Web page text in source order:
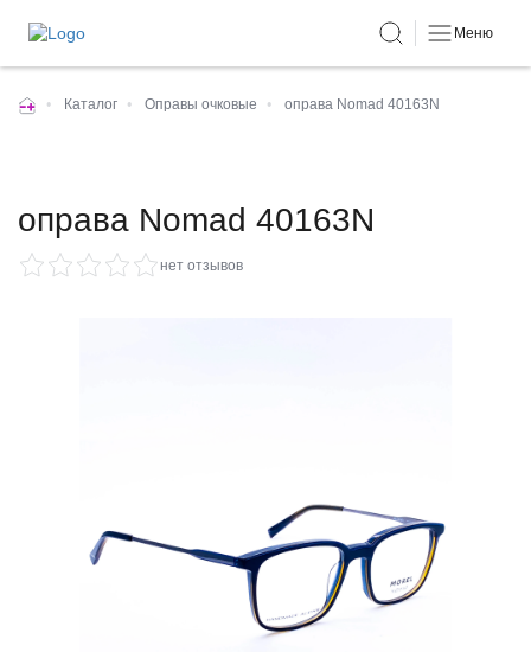
Меню
• Каталог • Оправы очковые • оправа Nomad 40163N
оправа Nomad 40163N
нет отзывов